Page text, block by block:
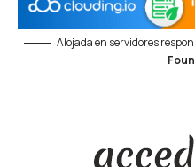
Alojada en servidores